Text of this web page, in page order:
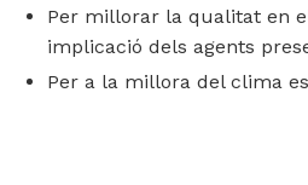
Per millorar la qualitat en
implicació dels agents
Per a la millora del clima